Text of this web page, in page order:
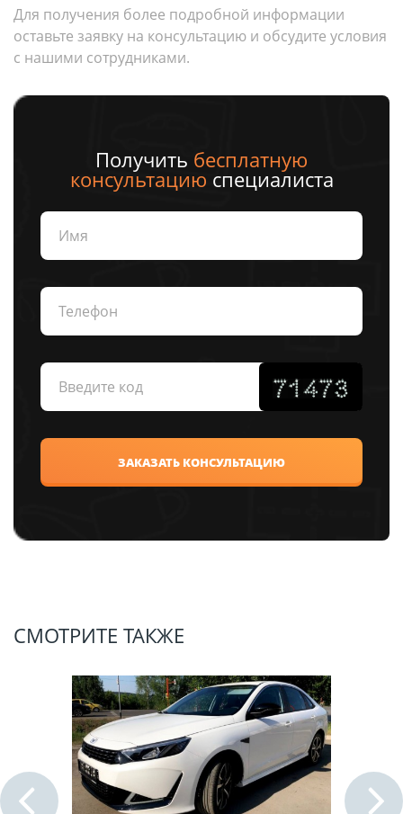
Для получения более подробной информации
оставьте заявку на консультацию и обсудите условия
с нашими сотрудниками.
Получить бесплатную
консультацию специалиста
СМОТРИТЕ ТАКЖЕ